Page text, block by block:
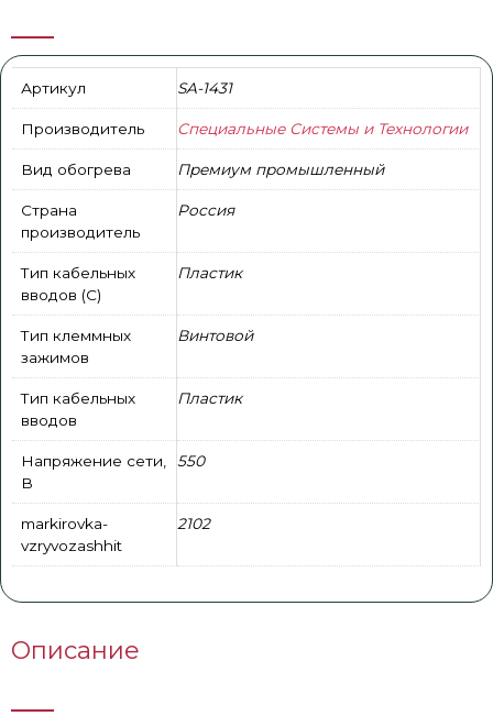
Артикул SA-1431
Производитель Специальные Системы и Технологии
Вид обогрева Премиум промышленный
Страна
производитель
Россия
Тип кабельных
вводов (С)
Пластик
Тип клеммных
зажимов
Винтовой
Тип кабельных
вводов
Пластик
Напряжение сети,
В
550
markirovka-
vzryvozashhit
2102
Описание